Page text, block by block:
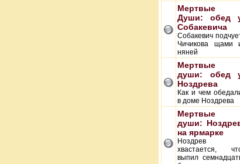
Мертвые
Души: обед
Собакевича
Собакевич
Чичикова щами
няней
Мертвые
души: обед
Ноздрева
Как и чем
в доме Ноздрева
Мертвые
души:
на ярмарке
Ноздрев
хвастается,
выпил